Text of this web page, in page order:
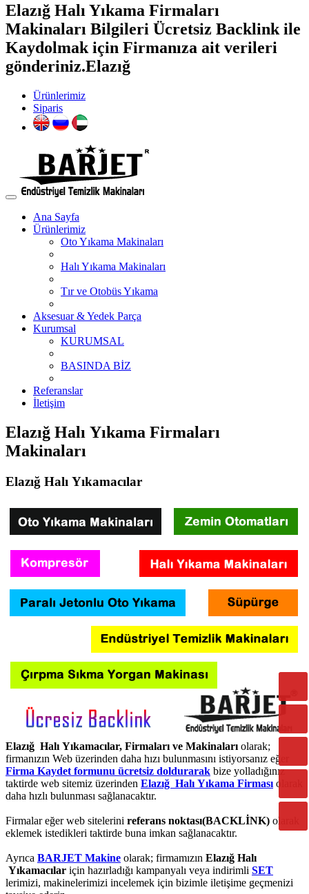
Elazığ Halı Yıkama Firmaları
Makinaları Bilgileri Ücretsiz Backlink ile
Kaydolmak için Firmanıza ait verileri
gönderiniz.Elazığ
Ürünlerimiz
Siparis
Ana Sayfa
Ürünlerimiz
Oto Yıkama Makinaları
Halı Yıkama Makinaları
Tır ve Otobüs Yıkama
Aksesuar & Yedek Parça
Kurumsal
KURUMSAL
BASINDA BİZ
Referanslar
İletişim
Elazığ Halı Yıkama Firmaları
Makinaları
Elazığ Halı Yıkamacılar
Elazığ Halı Yıkamacılar, Firmaları ve Makinalarıolarak;
firmanızın Web üzerinden daha hızı bulunmasını istiyorsanız eğer
Firma Kaydet formunu ücretsiz doldurarak bize yolladığınız
taktirde web sitemiz üzerinden Elazığ Halı Yıkama Firmasıolarak
daha hızlı bulunması sağlanacaktır.
Firmalar eğer web sitelerini referans noktası(BACKLİNK) olarak
eklemek istedikleri taktirde buna imkan sağlanacaktır.
Ayrıca BARJET Makine olarak; firmamızın Elazığ Halı
Yıkamacılar için hazırladığı kampanyalı veya indirimli SET
lerimizi, makinelerimizi incelemek için bizimle iletişime geçmenizi